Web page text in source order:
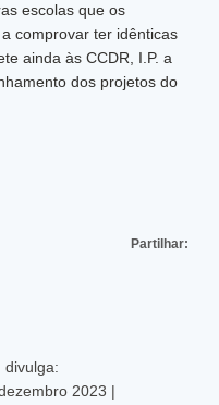
escolas que os
comprovar ter idênticas
ainda às CCDR, I.P. a
dos projetos do
Partilhar:
divulga:
2023 |